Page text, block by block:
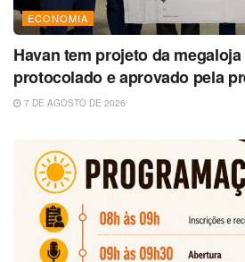
ECONOMIA
Havan tem projeto da
protocolado e aprovado pela
7 DE AGOSTO DE 2026